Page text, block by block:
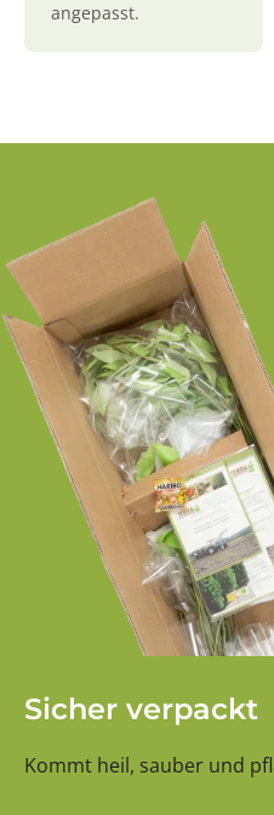
angepasst.
Sicher verpackt
Kommt heil, sauber und